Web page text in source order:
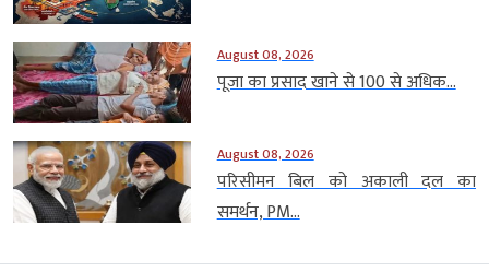
August 08, 2026
पूजा का प्रसाद खाने से 100 से अधिक...
August 08, 2026
परिसीमन बिल को अकाली दल का
समर्थन, PM...